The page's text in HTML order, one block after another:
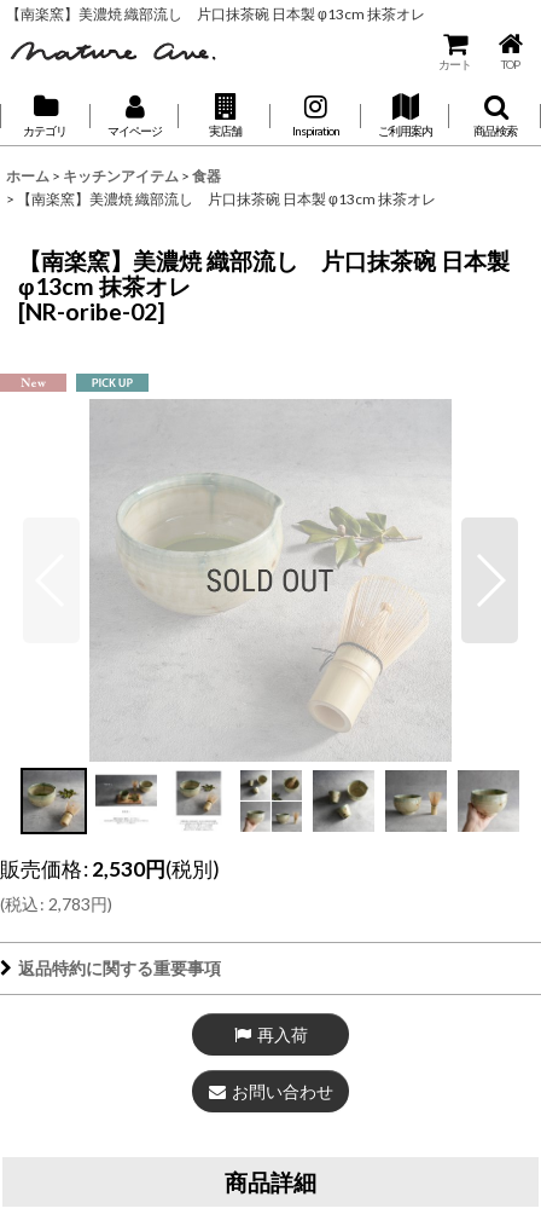
【南楽窯】美濃焼 織部流し 片口抹茶碗 日本製 φ13cm 抹茶オレ
カート TOP
カテゴリ マイページ 実店舗 Inspiration ご利用案内 商品検索
ホーム > キッチンアイテム > 食器
>
【南楽窯】美濃焼 織部流し 片口抹茶碗 日本製 φ13cm 抹茶オレ
【南楽窯】美濃焼 織部流し 片口抹茶碗 日本製
φ13cm 抹茶オレ
[NR-oribe-02]
販売価格:2,530円(税別)
(税込: 2,783円)
返品特約に関する重要事項
再入荷
お問い合わせ
商品詳細